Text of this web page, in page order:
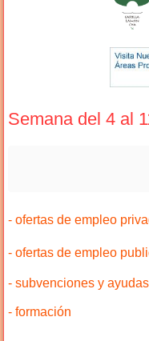
Semana del 4 al
- ofertas de empleo
- ofertas de empleo
- subvenciones y ayudas
- formación